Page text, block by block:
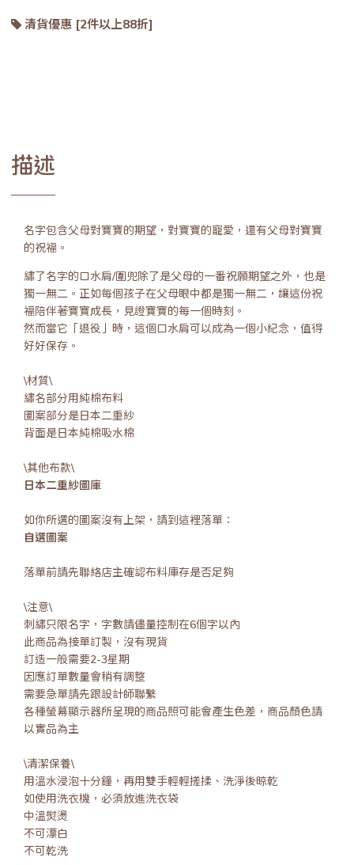
清貨優惠 [2件以上88折]
描述
名字包含父母對寶寶的期望，對寶寶的寵愛，還有父母對寶寶
的祝福。
繡了名字的口水肩/圍兜除了是父母的一番祝願期望之外，也是
獨一無二。正如每個孩子在父母眼中都是獨一無二，讓這份祝
福陪伴著寶寶成長，見證寶寶的每一個時刻。
然而當它「退役」時，這個口水肩可以成為一個小紀念，值得
好好保存。
\材質\
繡名部分用純棉布料
圖案部分是日本二重紗
背面是日本純棉吸水棉
\其他布款\
日本二重紗圖庫
如你所選的圖案沒有上架，請到這裡落單：
自選圖案
落單前請先聯絡店主確認布料庫存是否足夠
\注意\
刺繡只限名字，字數請儘量控制在6個字以內
此商品為接單訂製，沒有現貨
訂造一般需要2-3星期
因應訂單數量會稍有調整
需要急單請先跟設計師聯繫
各種螢幕顯示器所呈現的商品照可能會產生色差，商品顏色請
以實品為主
\清潔保養\
用溫水浸泡十分鐘，再用雙手輕輕搓揉、洗淨後晾乾
如使用洗衣機，必須放進洗衣袋
中溫熨燙
不可漂白
不可乾洗